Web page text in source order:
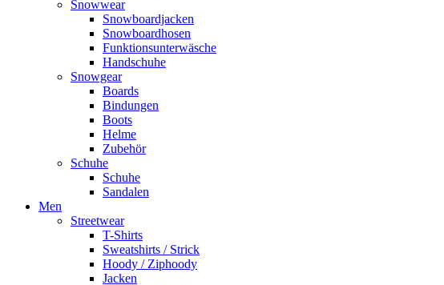
Snowwear
Snowboardjacken
Snowboardhosen
Funktionsunterwäsche
Handschuhe
Snowgear
Boards
Bindungen
Boots
Helme
Zubehör
Schuhe
Schuhe
Sandalen
Men
Streetwear
T-Shirts
Sweatshirts / Strick
Hoody / Ziphoody
Jacken